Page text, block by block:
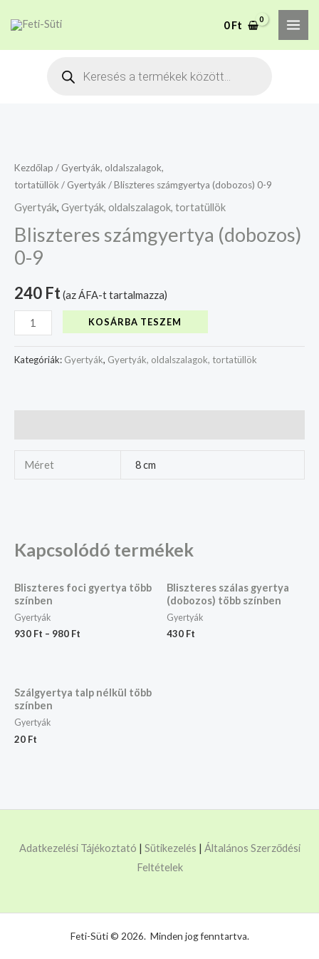
content
0Ft
Products
Kezdőlap / Gyertyák, oldalszalagok,
tortatüllök / Gyertyák / Bliszteres számgyertya (dobozos) 0-9
Gyertyák, Gyertyák, oldalszalagok, tortatüllök
Bliszteres számgyertya (dobozos)
0-9
240 Ft(az ÁFA-t tartalmazza)
(dobozos)
0-
9
KOSÁRBA TESZEM
Kategóriák: Gyertyák, Gyertyák, oldalszalagok, tortatüllök
Méret 8 cm
Kapcsolódó termékek
Bliszteres foci gyertya több
színben
Gyertyák
930 Ft – 980 Ft
Bliszteres szálas gyertya
(dobozos) több színben
Gyertyák
430 Ft
Szálgyertya talp nélkül több
színben
Gyertyák
20 Ft
Adatkezelési Tájékoztató | Sütikezelés | Általános Szerződési
Feltételek
Feti-Süti © 2026. Minden jog fenntartva.
A mélyhűtött termékeket
csakis saját felelősségre
Megértettem